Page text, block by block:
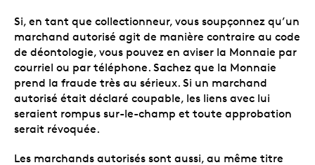
Si, en tant que collectionneur, vous soupçonnez qu’un
marchand autorisé agit de manière contraire au code
de déontologie, vous pouvez en aviser la Monnaie par
courriel ou par téléphone. Sachez que la Monnaie
prend la fraude très au sérieux. Si un marchand
autorisé était déclaré coupable, les liens avec lui
seraient rompus sur-le-champ et toute approbation
serait révoquée.
Les marchands autorisés sont aussi, au même titre